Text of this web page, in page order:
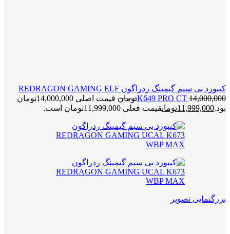
کیبورد بی سیم گیمینگ ردراگون REDRAGON GAMING ELF
K649 PRO CT 14,000,000 تومان
قیمت اصلی 14,000,000تومان
بود.11,999,000تومانقیمت فعلی 11,999,000تومان است.
بزرگنمایی تصویر